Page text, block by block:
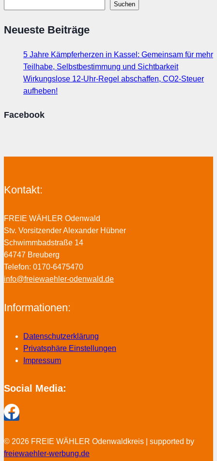
Suchen
Neueste Beiträge
5 Jahre Kämpferherzen in Kassel: Gemeinsam für mehr
Teilhabe, Selbstbestimmung und Sichtbarkeit
Wirkungslose 12-Uhr-Regel abschaffen, CO2-Steuer
aufheben!
Facebook
Kontakt:
FREIE WÄHLER Odenwald
Stv. Vorsitzender Alexander Hübner
Schwimmbadstraße 14
64747 Breuberg
Telefon: 0170-6475470
info@freiewaehler-odenwald.de
Informationen:
Datenschutzerklärung
Privatsphäre Einstellungen
Impressum
Social Media:
© 2026 FREIE WÄHLER Odenwaldkreis | supported by
freiewaehler-werbung.de